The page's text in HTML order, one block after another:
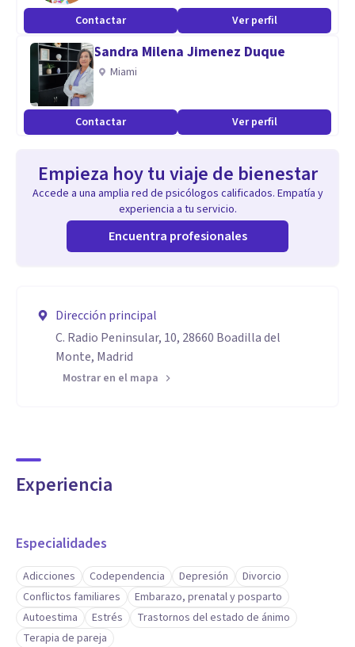
Contactar Ver perfil
Sandra Milena Jimenez Duque
Miami
Contactar Ver perfil
Empieza hoy tu viaje de bienestar
Accede a una amplia red de psicólogos calificados. Empatía y
experiencia a tu servicio.
Encuentra profesionales
Dirección principal
C. Radio Peninsular, 10, 28660 Boadilla del
Monte, Madrid
Mostrar en el mapa
Experiencia
Especialidades
Adicciones Codependencia Depresión
Divorcio
Conflictos familiares
Embarazo, prenatal y posparto
Autoestima
Estrés
Trastornos del estado de ánimo
Terapia de pareja